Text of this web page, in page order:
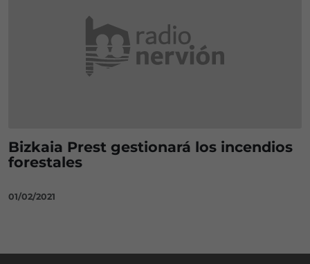
Bizkaia Prest gestionará los incendios
forestales
01/02/2021